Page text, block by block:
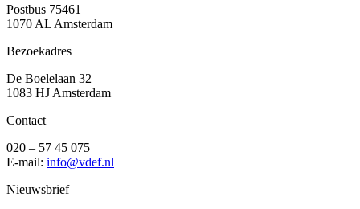
Postbus 75461
1070 AL Amsterdam
Bezoekadres
De Boelelaan 32
1083 HJ Amsterdam
Contact
020 – 57 45 075
E-mail: info@vdef.nl
Nieuwsbrief